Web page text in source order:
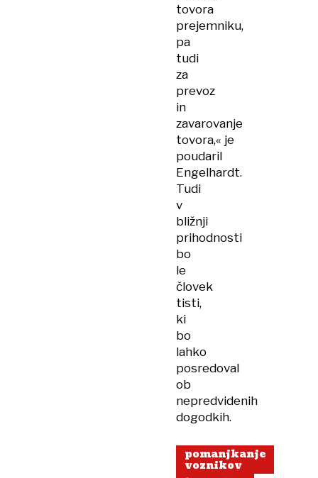
tovora
prejemniku,
pa
tudi
za
prevoz
in
zavarovanje
tovora,« je
poudaril
Engelhardt.
Tudi
v
bližnji
prihodnosti
bo
le
človek
tisti,
ki
bo
lahko
posredoval
ob
nepredvidenih
dogodkih.
pomanjkanje
voznikov